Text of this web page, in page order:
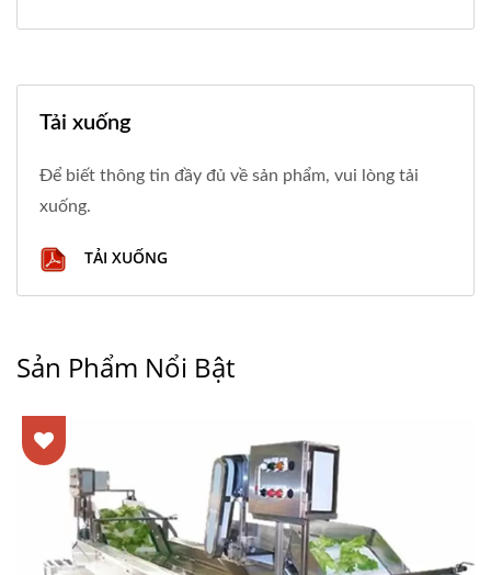
Tải xuống
Để biết thông tin đầy đủ về sản phẩm, vui lòng tải
xuống.
TẢI XUỐNG
Sản Phẩm Nổi Bật